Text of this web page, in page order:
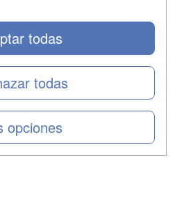
opciones
todas
todas